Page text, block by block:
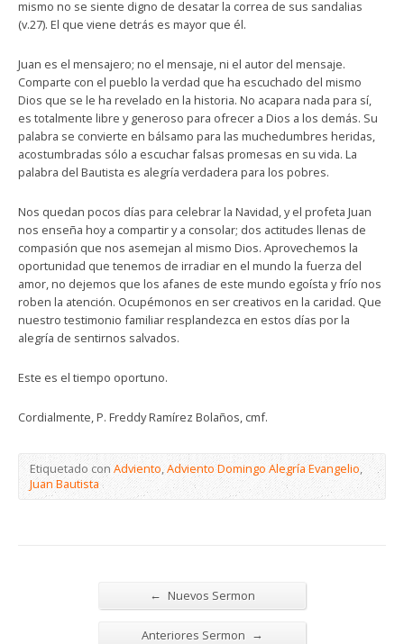
mismo no se siente digno de desatar la correa de sus sandalias
(v.27). El que viene detrás es mayor que él.
Juan es el mensajero; no el mensaje, ni el autor del mensaje.
Comparte con el pueblo la verdad que ha escuchado del mismo
Dios que se le ha revelado en la historia. No acapara nada para sí,
es totalmente libre y generoso para ofrecer a Dios a los demás. Su
palabra se convierte en bálsamo para las muchedumbres heridas,
acostumbradas sólo a escuchar falsas promesas en su vida. La
palabra del Bautista es alegría verdadera para los pobres.
Nos quedan pocos días para celebrar la Navidad, y el profeta Juan
nos enseña hoy a compartir y a consolar; dos actitudes llenas de
compasión que nos asemejan al mismo Dios. Aprovechemos la
oportunidad que tenemos de irradiar en el mundo la fuerza del
amor, no dejemos que los afanes de este mundo egoísta y frío nos
roben la atención. Ocupémonos en ser creativos en la caridad. Que
nuestro testimonio familiar resplandezca en estos días por la
alegría de sentirnos salvados.
Este es el tiempo oportuno.
Cordialmente, P. Freddy Ramírez Bolaños, cmf.
Etiquetado conAdviento,Adviento Domingo Alegría Evangelio,
Juan Bautista
← Nuevos Sermon
Anteriores Sermon →